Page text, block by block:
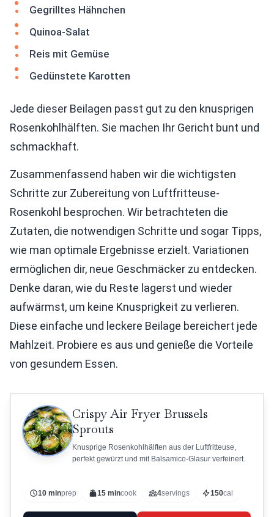
Gegrilltes Hähnchen
Quinoa-Salat
Reis mit Gemüse
Gedünstete Karotten
Jede dieser Beilagen passt gut zu den knusprigen
Rosenkohlhälften. Sie machen Ihr Gericht bunt und
schmackhaft.
Zusammenfassend haben wir die wichtigsten
Schritte zur Zubereitung von Luftfritteuse-
Rosenkohl besprochen. Wir betrachteten die
Zutaten, die notwendigen Schritte und sogar Tipps,
wie man optimale Ergebnisse erzielt. Variationen
ermöglichen dir, neue Geschmäcker zu entdecken.
Denke daran, wie du Reste lagerst und wieder
aufwärmst, um keine Knusprigkeit zu verlieren.
Diese einfache und leckere Beilage bereichert jede
Mahlzeit. Probiere es aus und genieße die Vorteile
von gesundem Essen.
Crispy Air Fryer Brussels
Sprouts
Knusprige Rosenkohlhälften aus der Luftfritteuse,
perfekt gewürzt und mit Balsamico-Glasur verfeinert.
10 minprep 15 mincook 4servings 150cal